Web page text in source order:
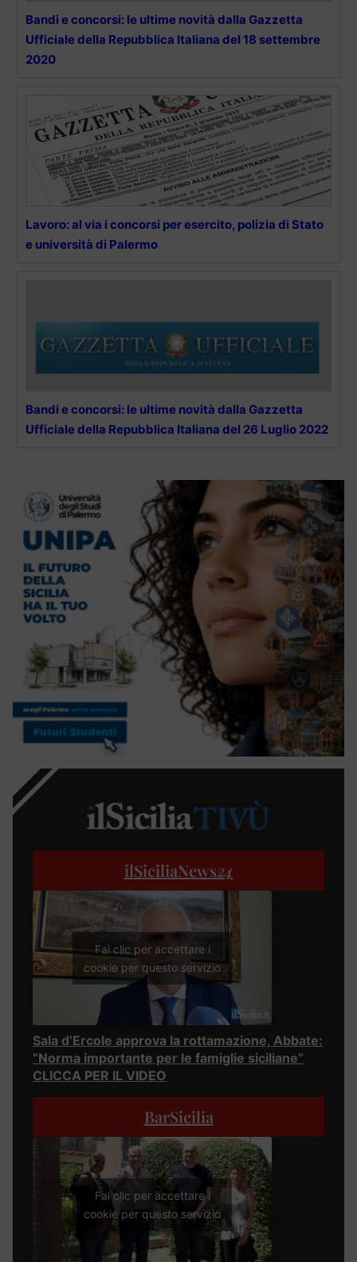
Bandi e concorsi: le ultime novità dalla Gazzetta
Ufficiale della Repubblica Italiana del 18 settembre
2020
Lavoro: al via i concorsi per esercito, polizia di Stato
e università di Palermo
Bandi e concorsi: le ultime novità dalla Gazzetta
Ufficiale della Repubblica Italiana del 26 Luglio 2022
ilSiciliaNews24
Fai clic per accettare i
cookie per questo servizio
Sala d’Ercole approva la rottamazione, Abbate:
“Norma importante per le famiglie siciliane”
CLICCA PER IL VIDEO
BarSicilia
Fai clic per accettare i
cookie per questo servizio